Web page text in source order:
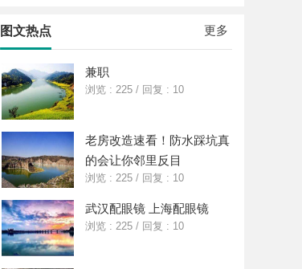
更多
图文热点
兼职
浏览 : 225 / 回复 : 10
老房改造速看！防水踩坑真
的会让你邻里反目
浏览 : 225 / 回复 : 10
武汉配眼镜 上海配眼镜
浏览 : 225 / 回复 : 10